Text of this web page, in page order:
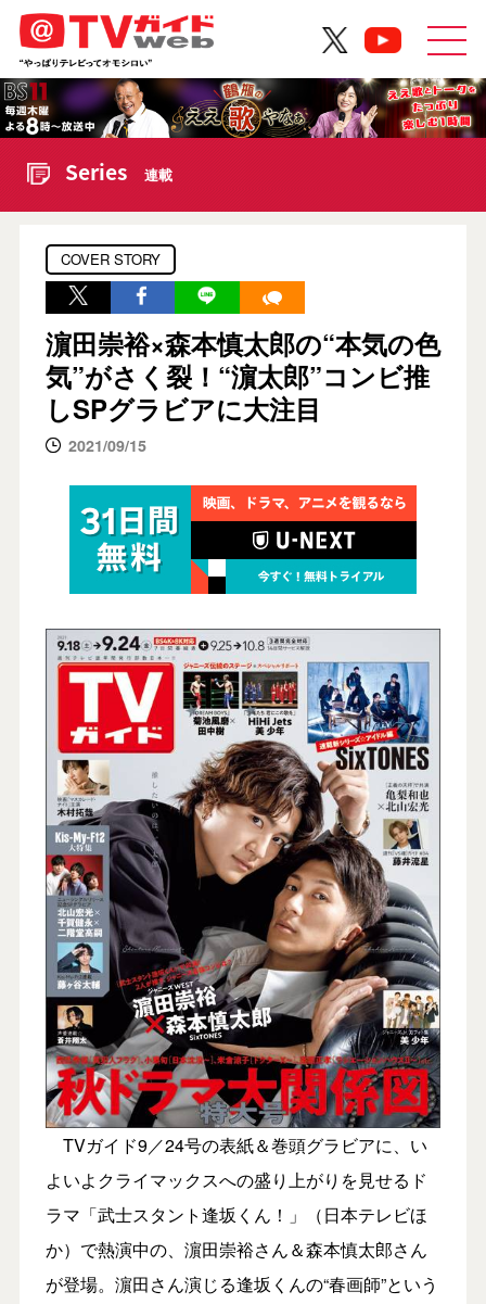
Series 連載
COVER STORY
濵田崇裕×森本慎太郎の“本気の色
気”がさく裂！“濵太郎”コンビ推
しSPグラビアに大注目
2021/09/15
TVガイド9／24号の表紙＆巻頭グラビアに、い
よいよクライマックスへの盛り上がりを見せるド
ラマ「武士スタント逢坂くん！」（日本テレビほ
か）で熱演中の、濵田崇裕さん＆森本慎太郎さん
が登場。濵田さん演じる逢坂くんの“春画師”という